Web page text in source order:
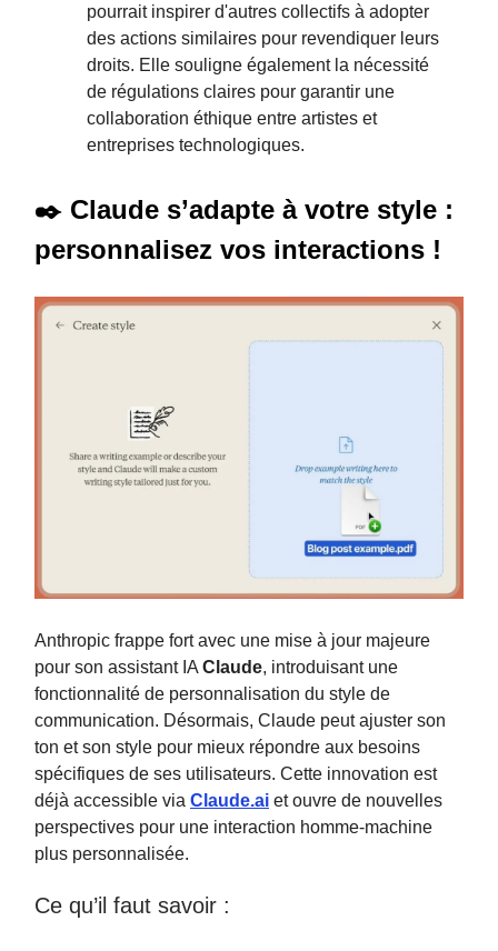
pourrait inspirer d'autres collectifs à adopter
des actions similaires pour revendiquer leurs
droits. Elle souligne également la nécessité
de régulations claires pour garantir une
collaboration éthique entre artistes et
entreprises technologiques.
✒️ Claude s’adapte à votre style :
personnalisez vos interactions !
Anthropic frappe fort avec une mise à jour majeure
pour son assistant IA Claude, introduisant une
fonctionnalité de personnalisation du style de
communication. Désormais, Claude peut ajuster son
ton et son style pour mieux répondre aux besoins
spécifiques de ses utilisateurs. Cette innovation est
déjà accessible via Claude.ai et ouvre de nouvelles
perspectives pour une interaction homme-machine
plus personnalisée.
Ce qu’il faut savoir :